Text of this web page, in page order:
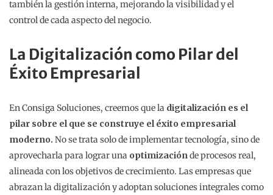
también la gestión interna, mejorando la visibilidad y el
control de cada aspecto del negocio.
La Digitalización como Pilar del
Éxito Empresarial
En Consiga Soluciones, creemos que la digitalización es el
pilar sobre el que se construye el éxito empresarial
moderno. No se trata solo de implementar tecnología, sino de
aprovecharla para lograr una optimizaciónde procesos real,
alineada con los objetivos de crecimiento. Las empresas que
abrazan la digitalización y adoptan soluciones integrales como